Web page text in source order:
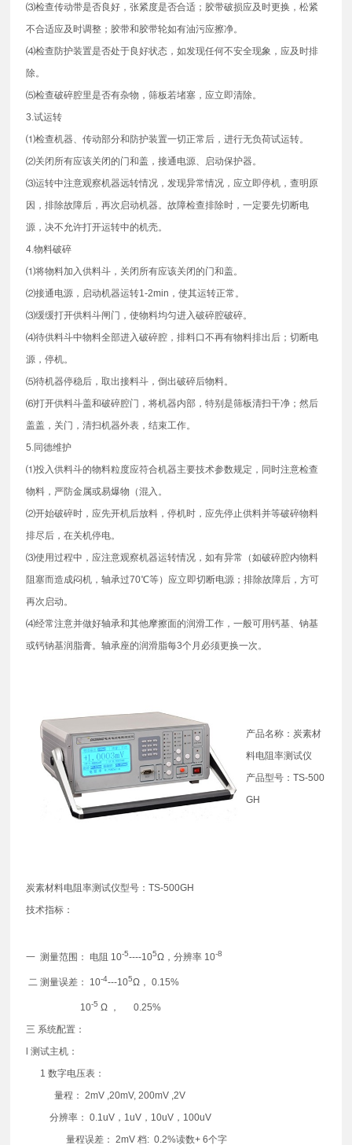
⑶检查传动带是否良好，张紧度是否合适；胶带破损应及时更换，松紧
不合适应及时调整；胶带和胶带轮如有油污应擦净。
⑷检查防护装置是否处于良好状态，如发现任何不安全现象，应及时排
除。
⑸检查破碎腔里是否有杂物，筛板若堵塞，应立即清除。
3.试运转
⑴检查机器、传动部分和防护装置一切正常后，进行无负荷试运转。
⑵关闭所有应该关闭的门和盖，接通电源、启动保护器。
⑶运转中注意观察机器远转情况，发现异常情况，应立即停机，查明原
因，排除故障后，再次启动机器。故障检查排除时，一定要先切断电
源，决不允许打开运转中的机壳。
4.物料破碎
⑴将物料加入供料斗，关闭所有应该关闭的门和盖。
⑵接通电源，启动机器运转1-2min，使其运转正常。
⑶缓缓打开供料斗闸门，使物料均匀进入破碎腔破碎。
⑷待供料斗中物料全部进入破碎腔，排料口不再有物料排出后；切断电
源，停机。
⑸待机器停稳后，取出接料斗，倒出破碎后物料。
⑹打开供料斗盖和破碎腔门，将机器内部，特别是筛板清扫干净；然后
盖盖，关门，清扫机器外表，结束工作。
5.同德维护
⑴投入供料斗的物料粒度应符合机器主要技术参数规定，同时注意检查
物料，严防金属或易爆物（混入。
⑵开始破碎时，应先开机后放料，停机时，应先停止供料并等破碎物料
排尽后，在关机停电。
⑶使用过程中，应注意观察机器运转情况，如有异常（如破碎腔内物料
阻塞而造成闷机，轴承过70℃等）应立即切断电源；排除故障后，方可
再次启动。
⑷经常注意并做好轴承和其他摩擦面的润滑工作，一般可用钙基、钠基
或钙钠基润脂膏。轴承座的润滑脂每3个月必须更换一次。
产品名称：炭素材
料电阻率测试仪
产品型号：TS-500
GH
炭素材料电阻率测试仪型号：TS-500GH
技术指标：
一 测量范围： 电阻 10-5----105Ω，分辨率 10-8
二 测量误差： 10-4---105Ω， 0.15%
10-5 Ω ， 0.25%
三 系统配置：
l 测试主机：
1 数字电压表：
量程： 2mV ,20mV, 200mV ,2V
分辨率： 0.1uV，1uV，10uV，100uV
量程误差： 2mV 档: 0.2%读数+ 6个字